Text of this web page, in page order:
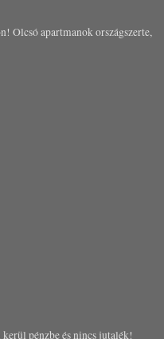
Olcsó apartmanok országszerte,
pénzbe és nincs jutalék!